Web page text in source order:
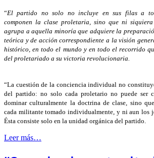
“El partido no solo no incluye en sus filas a
componen la clase proletaria, sino que ni
agrupa a aquella minoría que adquiere la
teórica y de acción correspondiente a la visión
histórico, en todo el mundo y en todo el recorrido
del proletariado a su victoria revolucionaria.
“La cuestión de la conciencia individual no
del partido: no solo cada proletario no puede ser
dominar culturalmente la doctrina de clase, sino
cada militante tomado individualmente, y ni aun los
Ésta consiste solo en la unidad orgánica del partido.
Leer más…